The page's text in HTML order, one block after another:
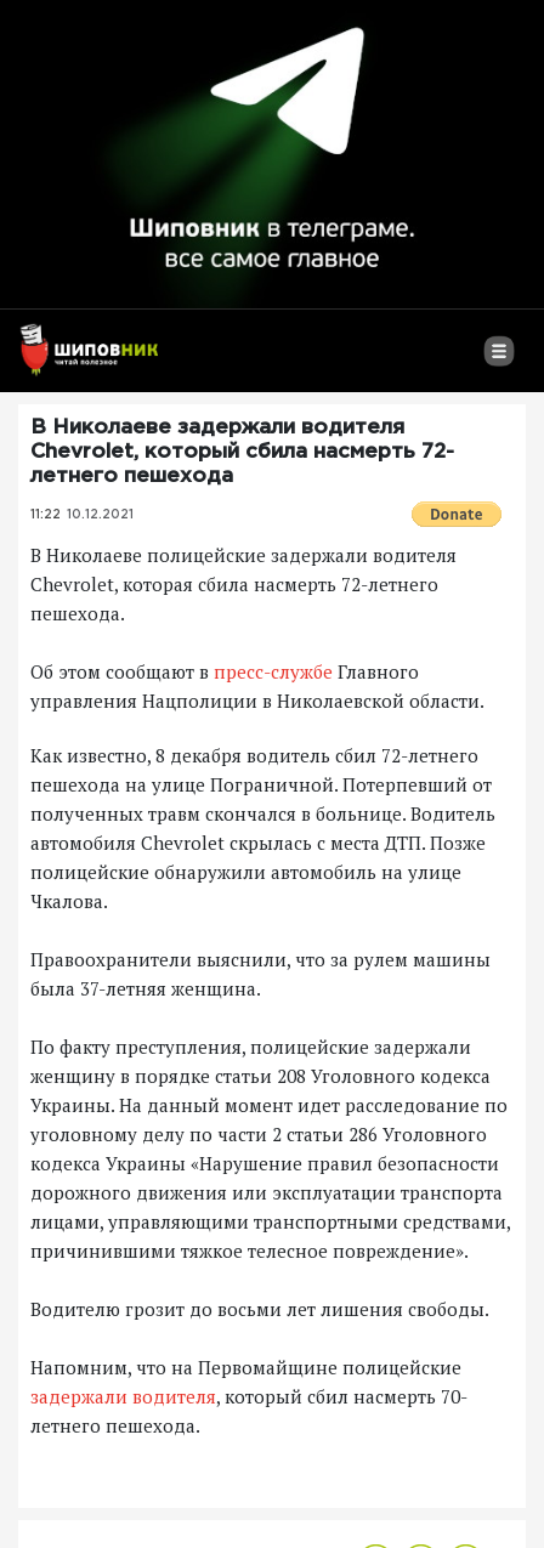
В Николаеве задержали водителя
Chevrolet, который сбила насмерть 72-
летнего пешехода
11:22 10.12.2021
В Николаеве полицейские задержали водителя
Chevrolet, которая сбила насмерть 72-летнего
пешехода.
Об этом сообщают в пресс-службе Главного
управления Нацполиции в Николаевской области.
Как известно, 8 декабря водитель сбил 72-летнего
пешехода на улице Пограничной. Потерпевший от
полученных травм скончался в больнице. Водитель
автомобиля Chevrolet скрылась с места ДТП. Позже
полицейские обнаружили автомобиль на улице
Чкалова.
Правоохранители выяснили, что за рулем машины
была 37-летняя женщина.
По факту преступления, полицейские задержали
женщину в порядке статьи 208 Уголовного кодекса
Украины. На данный момент идет расследование по
уголовному делу по части 2 статьи 286 Уголовного
кодекса Украины «Нарушение правил безопасности
дорожного движения или эксплуатации транспорта
лицами, управляющими транспортными средствами,
причинившими тяжкое телесное повреждение».
Водителю грозит до восьми лет лишения свободы.
Напомним, что на Первомайщине полицейские
задержали водителя, который сбил насмерть 70-
летнего пешехода.